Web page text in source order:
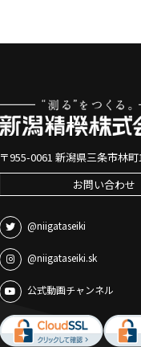
〒955-0061 新潟県三条市林
お問い合わせ
@niigataseiki
@niigataseiki.sk
公式動画チャンネル